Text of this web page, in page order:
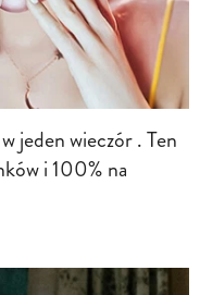
jeden wieczór . Ten
i 100% na